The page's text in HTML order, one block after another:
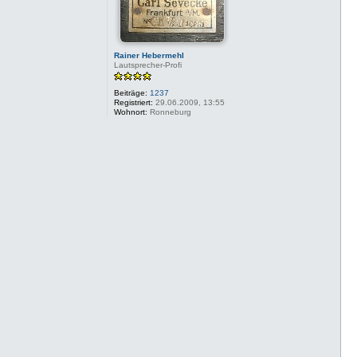
Rainer Hebermehl
Lautsprecher-Profi
Beiträge: 1237
Registriert: 29.06.2009, 13:55
Wohnort: Ronneburg